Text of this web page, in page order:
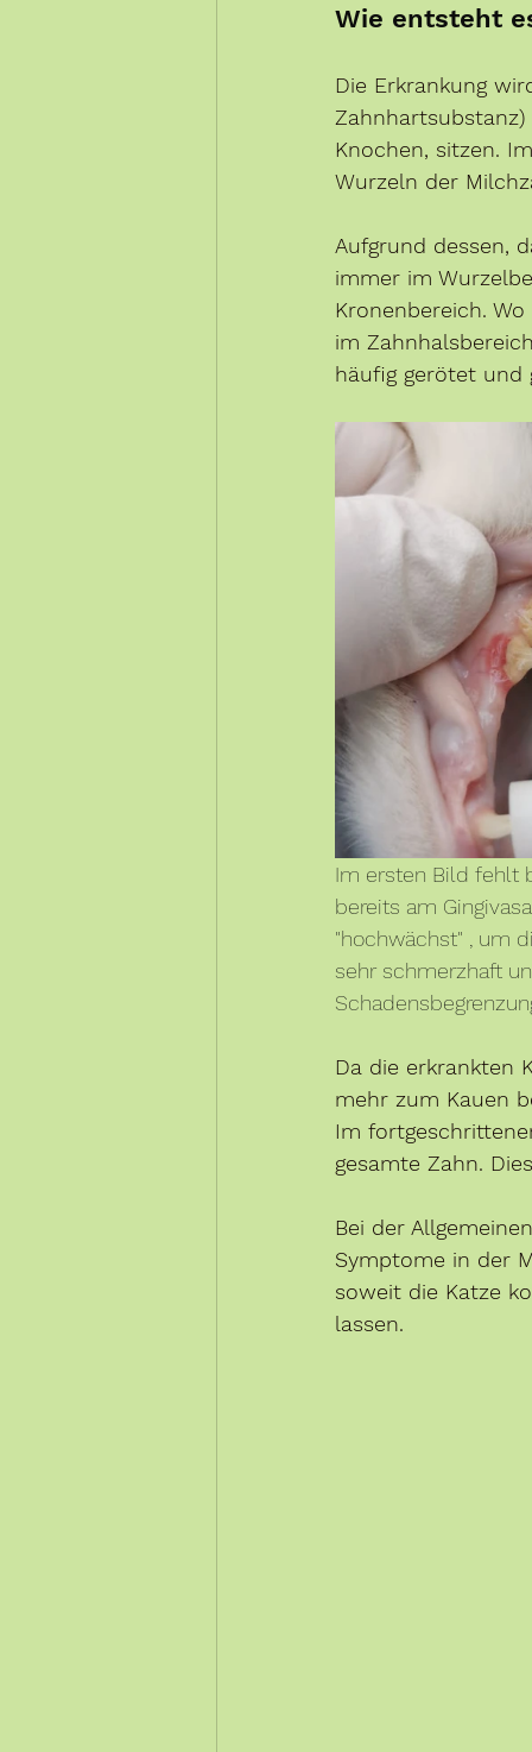
Wie entsteht
Die Erkrankung
Knochen, sitzen.
Wurzeln der
Aufgrund dessen,
immer im
Kronenbereich.
im
häufig gerötet und
Im ersten Bild fehlt
bereits am
"hochwächst" , um
sehr schmerzhaft
Da die erkrankten
mehr zum Kauen
Im
gesamte Zahn.
Bei der
Symptome in der
soweit die Katze
lassen.